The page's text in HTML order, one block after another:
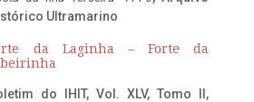
Ultramarino
da Laginha – Forte da
do IHIT, Vol. XLV, Tomo II,